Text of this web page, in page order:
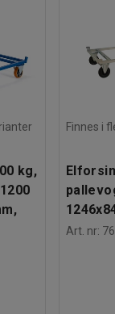
kg,
Finnes i
Art. nr: